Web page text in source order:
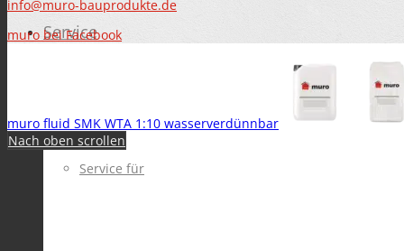
Service
Service für
info@muro-bauprodukte.de
muro bei Facebook
muro fluid SMK WTA 1:10 wasserverdünnbar
Nach oben scrollen